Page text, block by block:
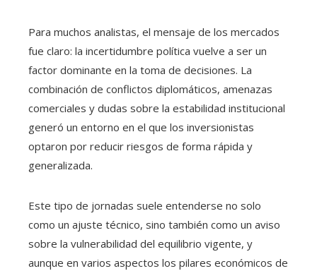
Para muchos analistas, el mensaje de los mercados
fue claro: la incertidumbre política vuelve a ser un
factor dominante en la toma de decisiones. La
combinación de conflictos diplomáticos, amenazas
comerciales y dudas sobre la estabilidad institucional
generó un entorno en el que los inversionistas
optaron por reducir riesgos de forma rápida y
generalizada.
Este tipo de jornadas suele entenderse no solo
como un ajuste técnico, sino también como un aviso
sobre la vulnerabilidad del equilibrio vigente, y
aunque en varios aspectos los pilares económicos de